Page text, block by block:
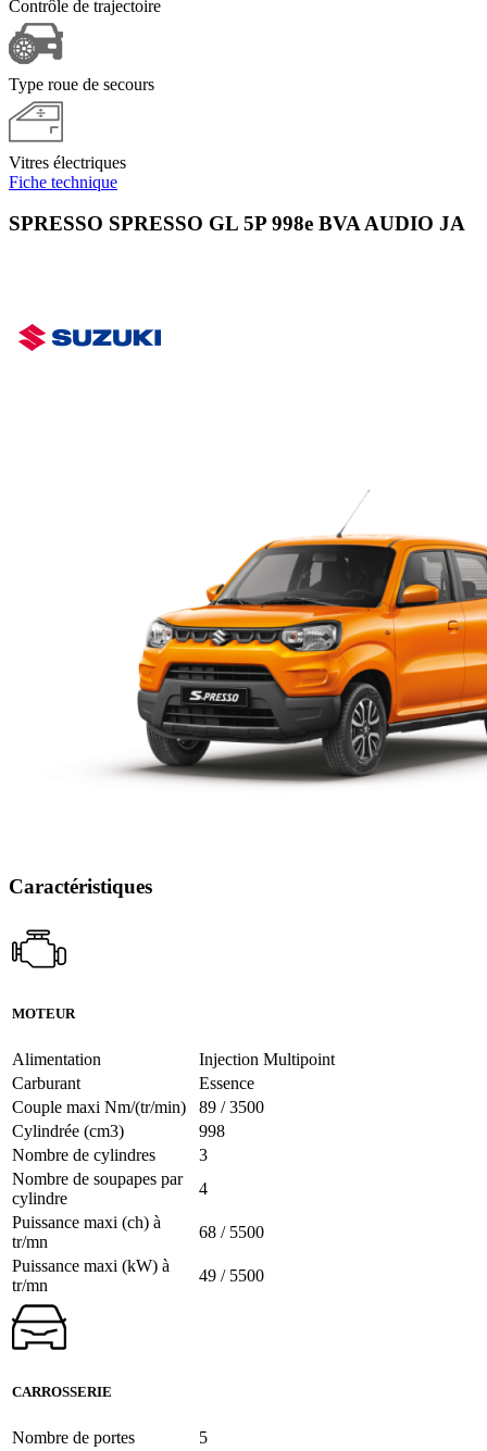
Contrôle de trajectoire
Type roue de secours
Vitres électriques
Fiche technique
SPRESSO SPRESSO GL 5P 998e BVA AUDIO JA
Caractéristiques
MOTEUR
Alimentation
Injection Multipoint
Carburant
Essence
Couple maxi Nm/(tr/min)
89 / 3500
Cylindrée (cm3)
998
Nombre de cylindres
3
Nombre de soupapes par
cylindre
4
Puissance maxi (ch) à
tr/mn
68 / 5500
Puissance maxi (kW) à
tr/mn
49 / 5500
CARROSSERIE
Nombre de portes
5